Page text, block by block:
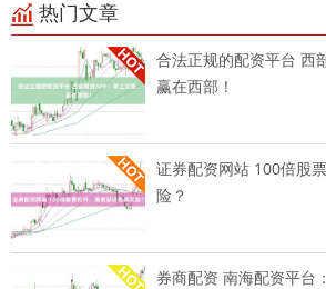
热门文章
合法正规的配资平台 西
赢在西部！
证券配资网站 100倍股
险？
券商配资 南海配资平台